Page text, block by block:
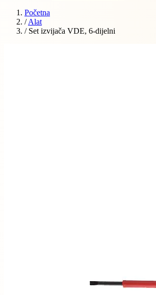
Početna
/ Alat
/ Set izvijača VDE, 6-dijelni